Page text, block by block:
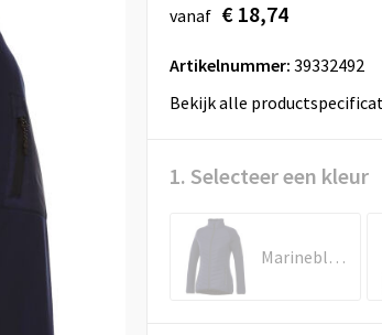
vanaf € 18,74
Artikelnummer: 39332492
Bekijk alle
1. Selecteer een kleur
Marineblauw